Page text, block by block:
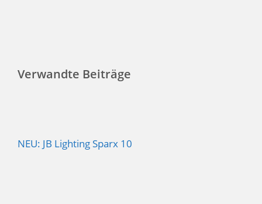
Verwandte Beiträge
NEU: JB Lighting Sparx 10